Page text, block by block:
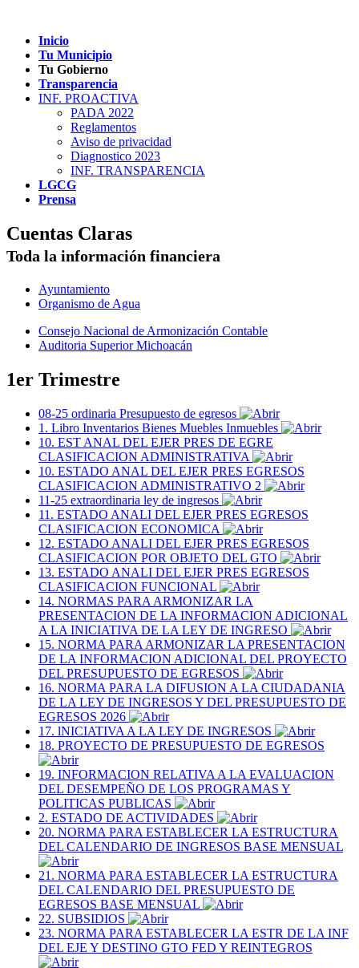
Inicio
Tu Municipio
Tu Gobierno
Transparencia
INF. PROACTIVA
PADA 2022
Reglamentos
Aviso de privacidad
Diagnostico 2023
INF. TRANSPARENCIA
LGCG
Prensa
Cuentas Claras
Toda la información financiera
Ayuntamiento
Organismo de Agua
Consejo Nacional de Armonización Contable
Auditoria Superior Michoacán
1er Trimestre
08-25 ordinaria Presupuesto de egresos
1. Libro Inventarios Bienes Muebles Inmuebles
10. EST ANAL DEL EJER PRES DE EGRE
CLASIFICACION ADMINISTRATIVA
10. ESTADO ANAL DEL EJER PRES EGRESOS
CLASIFICACION ADMINISTRATIVO 2
11-25 extraordinaria ley de ingresos
11. ESTADO ANALI DEL EJER PRES EGRESOS
CLASIFICACION ECONOMICA
12. ESTADO ANALI DEL EJER PRES EGRESOS
CLASIFICACION POR OBJETO DEL GTO
13. ESTADO ANALI DEL EJER PRES EGRESOS
CLASIFICACION FUNCIONAL
14. NORMAS PARA ARMONIZAR LA
PRESENTACION DE LA INFORMACION ADICIONAL
A LA INICIATIVA DE LA LEY DE INGRESO
15. NORMA PARA ARMONIZAR LA PRESENTACION
DE LA INFORMACION ADICIONAL DEL PROYECTO
DEL PRESUPUESTO DE EGRESOS
16. NORMA PARA LA DIFUSION A LA CIUDADANIA
DE LA LEY DE INGRESOS Y DEL PRESUPUESTO DE
EGRESOS 2026
17. lNICIATIVA A LA LEY DE INGRESOS
18. PROYECTO DE PRESUPUESTO DE EGRESOS
19. INFORMACION RELATIVA A LA EVALUACION
DEL DESEMPEÑO DE LOS PROGRAMAS Y
POLITICAS PUBLICAS
2. ESTADO DE ACTIVIDADES
20. NORMA PARA ESTABLECER LA ESTRUCTURA
DEL CALENDARIO DE INGRESOS BASE MENSUAL
21. NORMA PARA ESTABLECER LA ESTRUCTURA
DEL CALENDARIO DEL PRESUPUESTO DE
EGRESOS BASE MENSUAL
22. SUBSIDIOS
23. NORMA PARA ESTABLECER LA ESTR DE LA INF
DEL EJE Y DESTINO GTO FED Y REINTEGROS